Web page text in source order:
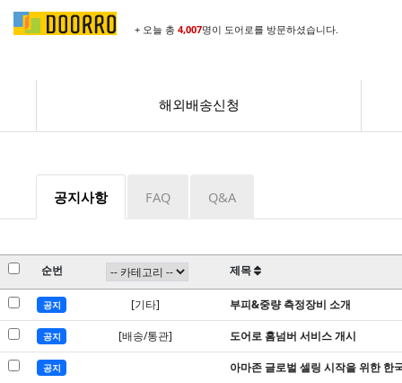
+ 오늘 총 4,007명이 도어로를 방문하셨습니다.
해외배송신청
공지사항 FAQ Q&A
순번 제목
공지 [기타] 부피&중량 측정장비 소개
공지 [배송/통관] 도어로 홈넘버 서비스 개시
공지 아마존 글로벌 셀링 시작을 위한 한